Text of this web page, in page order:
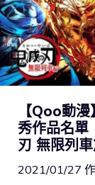
【Qoo動
秀作品名
刃 無限列
2021/01/27